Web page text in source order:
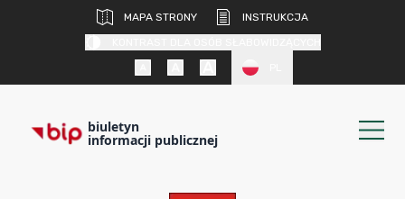
MAPA STRONY
INSTRUKCJA
biuletyn
informacji publicznej